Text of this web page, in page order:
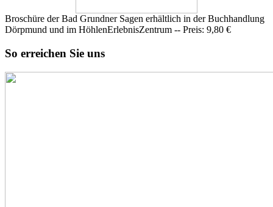
Broschüre der Bad Grundner Sagen erhältlich in der Buchhandlung
Dörpmund und im HöhlenErlebnisZentrum -- Preis: 9,80 €
So erreichen Sie uns